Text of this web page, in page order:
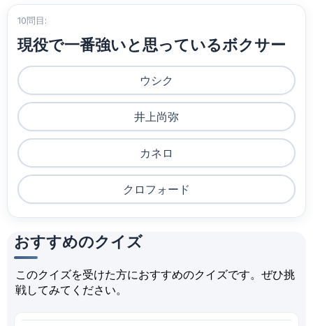
10問目:
現役で一番強いと思っているボクサー
ウシク
井上尚弥
カネロ
クロフォード
おすすめのクイズ
このクイズを受けた方におすすめのクイズです。ぜひ挑
戦してみてください。